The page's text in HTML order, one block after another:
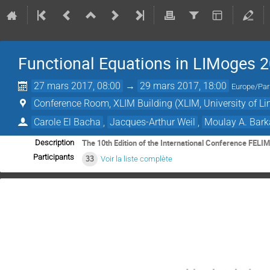
Functional Equations in LIMoges
27 mars 2017, 08:00 → 29 mars 2017, 18:00 Europe/
Conference Room, XLIM Building (XLIM, University of
Carole El Bacha
Jacques-Arthur Weil Moulay A.
Description The 10th Edition of the International Conference
Participants 33 Voir la liste complète